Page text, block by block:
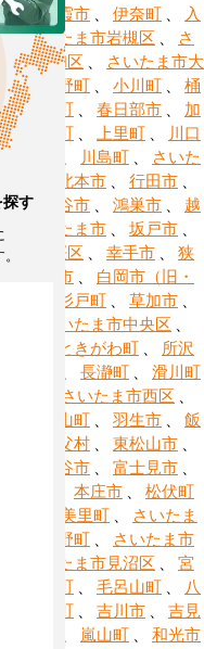
、朝霞市 伊奈町
入
、さいたま市岩槻区
さ
ま市浦和区
さいたま市大
、小鹿野町 小川町
桶
、越生町 春日部市
加
、 神川町 上里町
川口
川越市 川島町
さいた
北本市 行田市
、 熊谷市 鴻巣市
越
、 さいたま市 坂戸市
ま市桜区
幸手市
狭
志木市
白岡市（旧・
杉戸町 草加市
さいたま市中央区
市
ときがわ町
所沢
長瀞町
滑川町
さいたま市西区
鳩山町 羽生市
飯
東秩父村 東松山市
深谷市 富士見市
野市
本庄市
松伏町
美里町
さいたま
皆野町
さいたま市
さいたま市見沼区
宮
三芳町 毛呂山町
八
横瀬町 吉川市
吉見
嵐山町
和光市
探す